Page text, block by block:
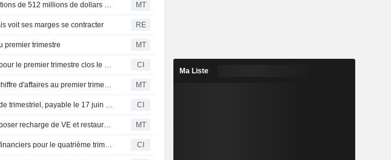
Yum China conclut des accords de rachat d'actions de 512 millions de dollars pour le second semestre MT
voit ses marges se contracter RE
premier trimestre MT
Yum China Holdings, Inc. publie ses résultats pour le premier trimestre clos le 31 mars 2026 CI
Yum China : hausse du bénéfice ajusté et du chiffre d'affaires au premier trimestre MT
Yum China Holdings, Inc. annonce un dividende trimestriel, payable le 17 juin 2026 CI
Yum China (KFC) et BYD s'associent pour proposer recharge de VE et restauration en 9 minutes MT
Yum China Holdings, Inc. publie ses résultats financiers pour le quatrième trimestre et l'année complète clos le 31 décembre 2025 CI
Ma Liste